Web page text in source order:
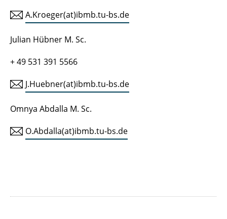
A.Kroeger(at)ibmb.tu-bs.de
Julian Hübner M. Sc.
+ 49 531 391 5566
J.Huebner(at)ibmb.tu-bs.de
Omnya Abdalla M. Sc.
O.Abdalla(at)ibmb.tu-bs.de